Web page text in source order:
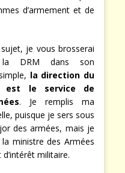
d’armement et de
je vous brosserai
DRM dans son
la direction du
est le service de
. Je remplis ma
puisque je sers sous
des armées, mais je
ministre des Armées
militaire.